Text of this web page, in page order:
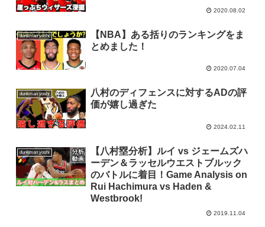
2020.08.02
dunkman yoshi
【NBA】ある括りのランキングをま
とめました！
2020.07.04
dunkman yoshi
八村のディフェンスに対するADの評
価が嬉し過ぎた
2024.02.11
dunkman yoshi
【八村塁分析】ルイ vs ジェームズハ
ーデン＆ラッセルウエストブルック
のバトルに着目！Game Analysis on
Rui Hachimura vs Haden &
Westbrook!
2019.11.04